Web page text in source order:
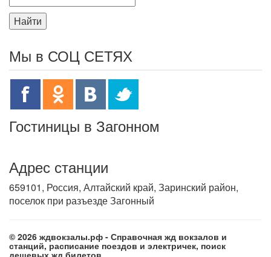
Найти
Мы в СОЦ СЕТЯХ
Гостиницы в Загонном
Адрес станции
659101, Россия, Алтайский край, Заринский район,
поселок при разъезде Загонный
© 2026 ждвокзалы.рф - Справочная жд вокзалов и
станций, расписание поездов и электричек, поиск
дешевых жд билетов